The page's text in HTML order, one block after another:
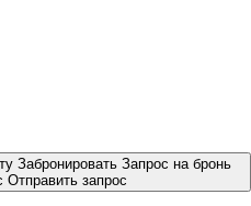
Забронировать Запрос на бронь
Отправить запрос